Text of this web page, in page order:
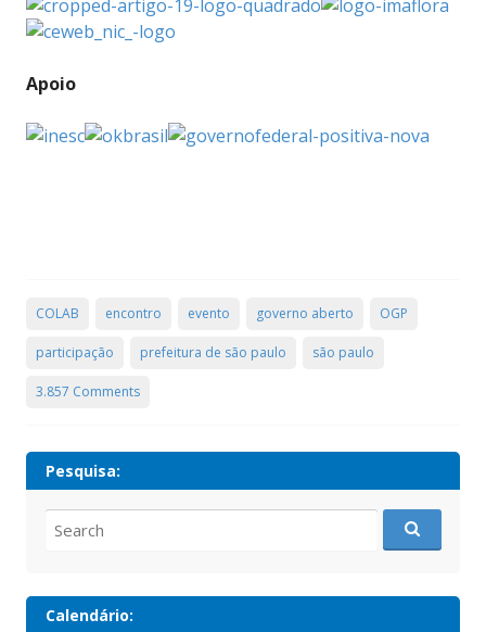
Apoio
COLAB encontro evento governo aberto OGP
participação prefeitura de são paulo são paulo
3.857 Comments
Pesquisa:
for:
Calendário: